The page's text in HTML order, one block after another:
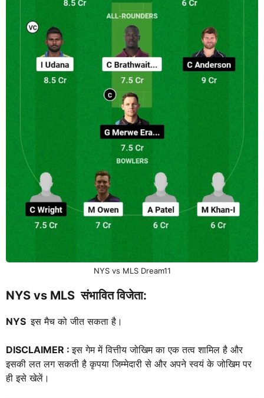
NYS vs MLS Dream11
NYS vs MLS संभावित विजेता:
NYSइस मैच को जीत सकता है।
DISCLAIMER :इस गेम में वित्तीय जोखिम का एक तत्व शामिल है और
इसकी लत लग सकती है कृपया जिम्मेदारी से और अपने स्वयं के जोखिम पर
ही इसे खेलें।